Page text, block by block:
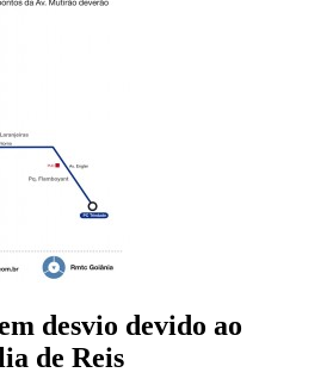
desvio devido ao
de Reis